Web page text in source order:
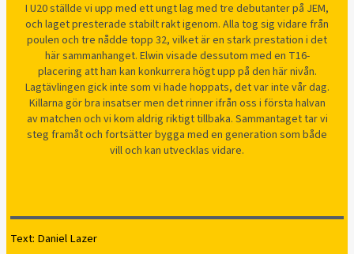
I U20 ställde vi upp med ett ungt lag med tre debutanter på JEM,
och laget presterade stabilt rakt igenom. Alla tog sig vidare från
poulen och tre nådde topp 32, vilket är en stark prestation i det
här sammanhanget. Elwin visade dessutom med en T16-
placering att han kan konkurrera högt upp på den här nivån.
Lagtävlingen gick inte som vi hade hoppats, det var inte vår dag.
Killarna gör bra insatser men det rinner ifrån oss i första halvan
av matchen och vi kom aldrig riktigt tillbaka. Sammantaget tar vi
steg framåt och fortsätter bygga med en generation som både
vill och kan utvecklas vidare.
Text: Daniel Lazer